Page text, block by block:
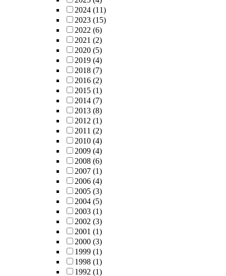
2024 (11)
2023 (15)
2022 (6)
2021 (2)
2020 (5)
2019 (4)
2018 (7)
2016 (2)
2015 (1)
2014 (7)
2013 (8)
2012 (1)
2011 (2)
2010 (4)
2009 (4)
2008 (6)
2007 (1)
2006 (4)
2005 (3)
2004 (5)
2003 (1)
2002 (3)
2001 (1)
2000 (3)
1999 (1)
1998 (1)
1992 (1)